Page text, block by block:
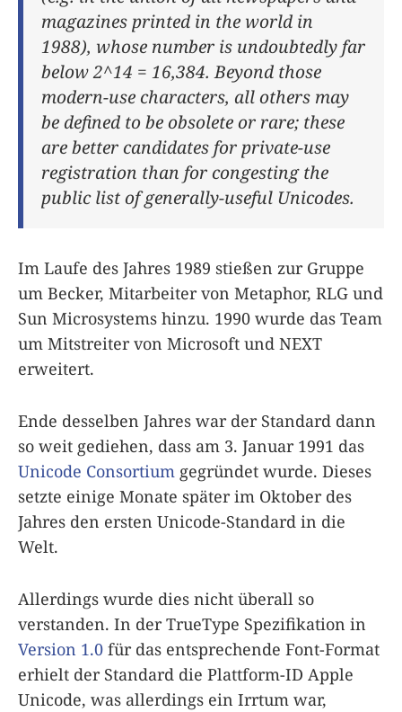
magazines printed in the world in
1988), whose number is undoubtedly far
below 2^14 = 16,384. Beyond those
modern-use characters, all others may
be defined to be obsolete or rare; these
are better candidates for private-use
registration than for congesting the
public list of generally-useful Unicodes.
Im Laufe des Jahres 1989 stießen zur Gruppe
um Becker, Mitarbeiter von Metaphor, RLG und
Sun Microsystems hinzu. 1990 wurde das Team
um Mitstreiter von Microsoft und NEXT
erweitert.
Ende desselben Jahres war der Standard dann
so weit gediehen, dass am 3. Januar 1991 das
Unicode Consortium gegründet wurde. Dieses
setzte einige Monate später im Oktober des
Jahres den ersten Unicode-Standard in die
Welt.
Allerdings wurde dies nicht überall so
verstanden. In der TrueType Spezifikation in
Version 1.0 für das entsprechende Font-Format
erhielt der Standard die Plattform-ID Apple
Unicode, was allerdings ein Irrtum war,